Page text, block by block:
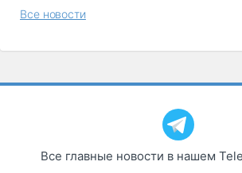
Все новости
Все главные новости в нашем